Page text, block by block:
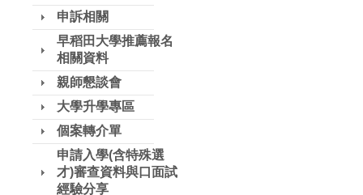
申訴相關
早稻田大學推薦報名
相關資料
親師懇談會
大學升學專區
個案轉介單
申請入學(含特殊選
才)審查資料與口面試
經驗分享